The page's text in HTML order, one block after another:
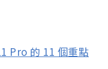
Pro 的 11 個重點